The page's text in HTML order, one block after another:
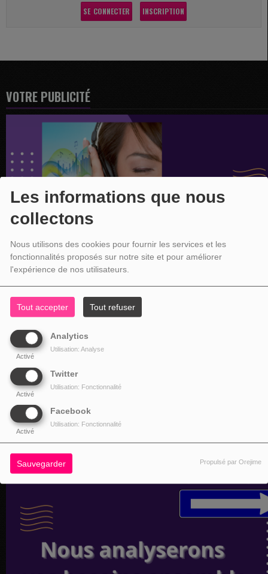
Les informations que nous
collectons
Nous utilisons des cookies pour fournir les services et les
fonctionnalités proposés sur notre site et pour améliorer
l'expérience de nos utilisateurs.
Tout accepter Tout refuser
Analytics
Activé
Utilisation: Analyse
Twitter
Activé
Utilisation: Fonctionnalité
Facebook
Activé
Utilisation: Fonctionnalité
Sauvegarder Propulsé par Orejime
SE CONNECTER INSCRIPTION
VOTRE PUBLICITÉ